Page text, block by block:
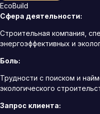
EcoBuild
Сфера деятельности:
Строительная компания,
энергоэффективных и
Боль:
Трудности с поиском и
экологического
Запрос клиента: